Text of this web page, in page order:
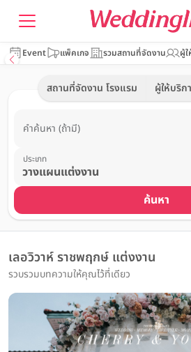
Event แพ็คเกจ รวมสถานที่จัดงาน ผู้
สถานที่จัดงาน โรงแรม ผู้ให้บริก
คำค้นหา (ถ้ามี)
ประเภท
ค้นหา
เลอวิวาห์ ราชพฤกษ์ แต่งงาน
รวบรวมบทความให้คุณไว้ที่เดียว